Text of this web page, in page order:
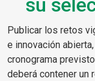
su
Publicar los retos
e innovación
cronograma
deberá contener un